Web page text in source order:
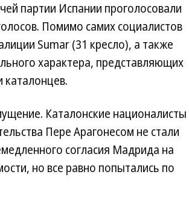
партии Испании проголосовали
Помимо самих социалистов
Sumar (31 кресло), а также
характера, представляющих
каталонцев.
Каталонские националисты
Пере Арагонесом не стали
согласия Мадрида на
но все равно попытались по